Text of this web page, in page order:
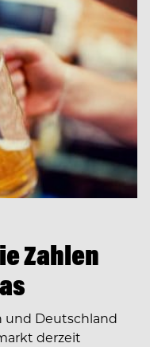
Zahlen
und Deutschland
derzeit